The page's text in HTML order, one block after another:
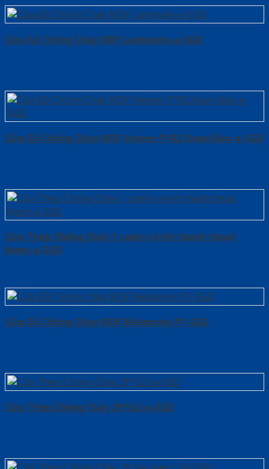
Cửa Gỗ Chống Cháy MDF Laminate-a-SGD
Cửa Gỗ Chống Cháy MDF Veneer P1R2 Xoan Đào-a-SGD
Cửa Thép Chống Cháy 1 canh o kinh thanh thoat
hiem-a-SGD
Cửa Gỗ Chống Cháy MDF Melamine P1-SGD
Cửa Thép Chống Cháy 2P1G2-a-SGD